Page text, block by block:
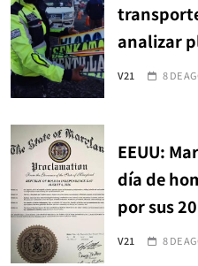
analizar
V21 8 DE
EEUU:
día de
por sus
V21 8 DE